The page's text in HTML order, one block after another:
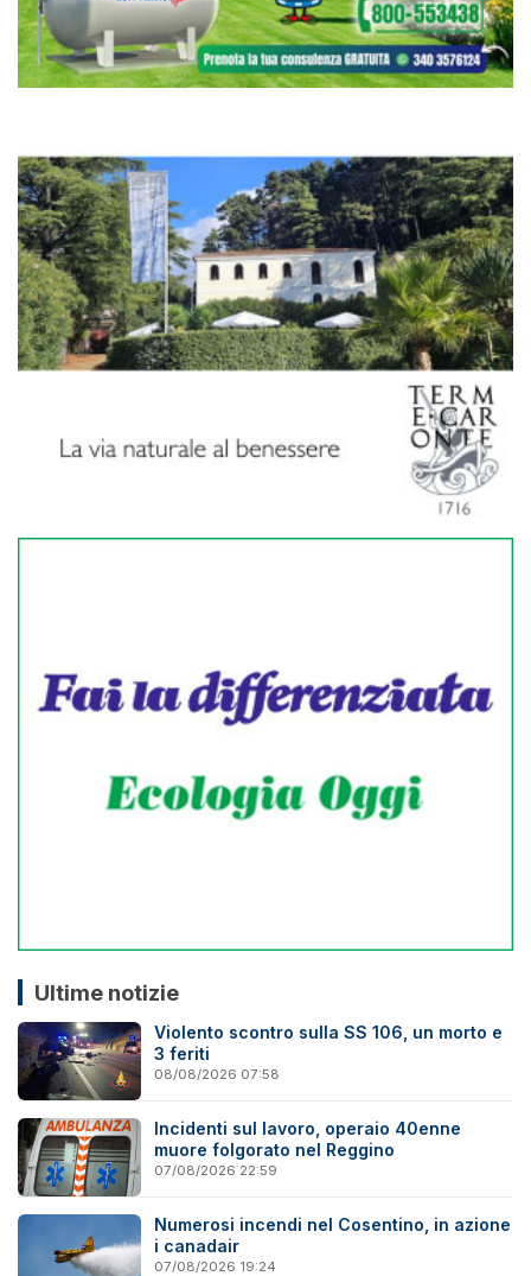
Ultime notizie
Violento scontro sulla SS 106, un morto e
3 feriti
08/08/2026 07:58
Incidenti sul lavoro, operaio 40enne
muore folgorato nel Reggino
07/08/2026 22:59
Numerosi incendi nel Cosentino, in azione
i canadair
07/08/2026 19:24